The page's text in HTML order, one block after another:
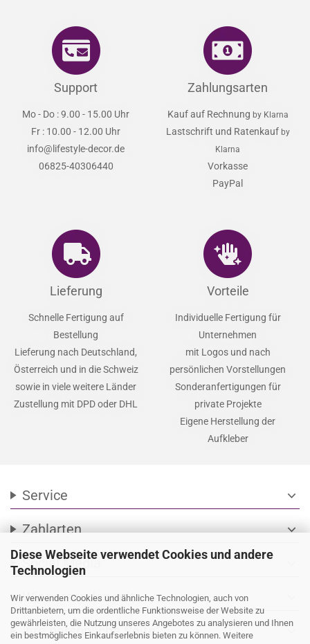
Diese Webseite verwendet Cookies und andere
Technologien
Wir verwenden Cookies und ähnliche Technologien, auch von
Drittanbietern, um die ordentliche Funktionsweise der Website zu
gewährleisten, die Nutzung unseres Angebotes zu analysieren und Ihnen
ein bestmögliches Einkaufserlebnis bieten zu können. Weitere
Support
Mo - Do : 9.00 - 15.00 Uhr
Fr : 10.00 - 12.00 Uhr
info@lifestyle-decor.de
06825-40306440
Zahlungsarten
Kauf auf Rechnung by Klarna
Lastschrift und Ratenkauf by
Klarna
Vorkasse
PayPal
Lieferung
Schnelle Fertigung auf
Bestellung
Lieferung nach Deutschland,
Österreich und in die Schweiz
sowie in viele weitere Länder
Zustellung mit DPD oder DHL
Vorteile
Individuelle Fertigung für
Unternehmen
mit Logos und nach
persönlichen Vorstellungen
Sonderanfertigungen für
private Projekte
Eigene Herstellung der
Aufkleber
Service expand_more
Zahlarten expand_more
Social Media
Wir versenden mit
Ihre persönliche Seite expand_more